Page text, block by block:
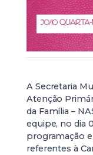
A Secretaria
Atenção
da Família –
equipe, no dia
programação
referentes à